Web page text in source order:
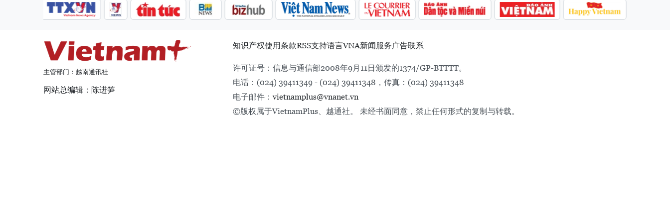
主管部门：越南通讯社
网站总编辑：陈进笋
知识产权使用条款RSS支持语言VNA新闻服务广告联系
许可证号：信息与通信部2008年9月11日颁发的1374/GP-BTTTT。
电话：(024) 39411349 - (024) 39411348，传真：(024) 39411348
电子邮件：vietnamplus@vnanet.vn
©版权属于VietnamPlus、越通社。 未经书面同意，禁止任何形式的复制与转载。